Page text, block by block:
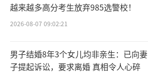
越来越多高分考生放弃985选警校！
2026-08-07 09:02:21
男子结婚8年3个女儿均非亲生：已向妻
子提起诉讼，要求离婚 真相令人心碎